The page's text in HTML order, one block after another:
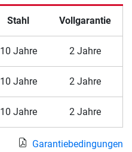
Stahl Vollgarantie
10 Jahre 2 Jahre
10 Jahre 2 Jahre
10 Jahre 2 Jahre
Garantiebedingungen